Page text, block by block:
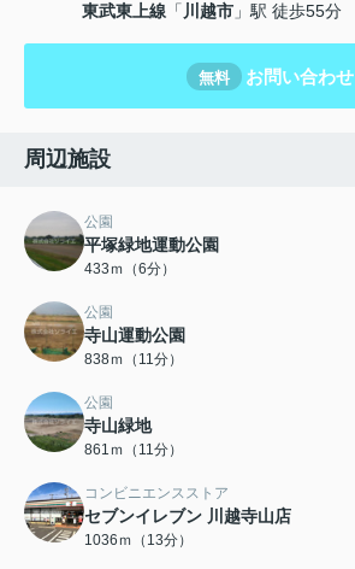
東武東上線 「 川越市 」駅 徒歩55分
無料 お問い合わせ
周辺施設
公園
平塚緑地運動公園
433ｍ（6分）
公園
寺山運動公園
838ｍ（11分）
公園
寺山緑地
861ｍ（11分）
コンビニエンスストア
セブンイレブン 川越寺山店
1036ｍ（13分）